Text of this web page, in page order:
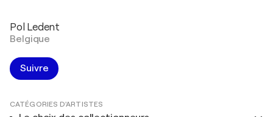
Pol Ledent
Belgique
Suivre
CATÉGORIES D'ARTISTES